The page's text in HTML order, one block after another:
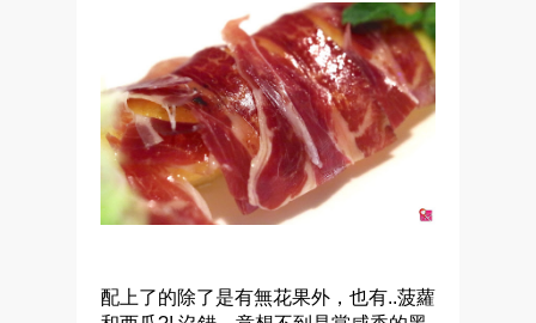
配上了的除了是有無花果外，也有..菠蘿